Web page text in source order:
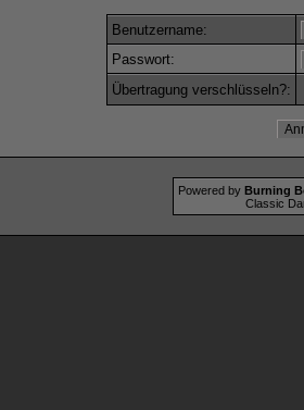
Benutzername:
Passwort:
Übertragung verschlüsseln?:
Powered by Burning
Classic